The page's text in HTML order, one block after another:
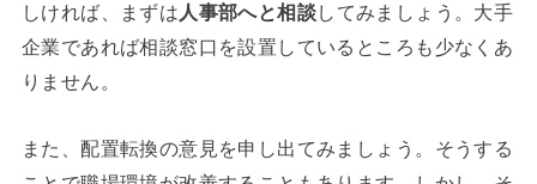
しければ、まずは 人事部へと相談してみましょう。大手
企業であれば相談窓口を設置しているところも少なくあ
りません。
また、配置転換の意見を申し出てみましょう。そうする